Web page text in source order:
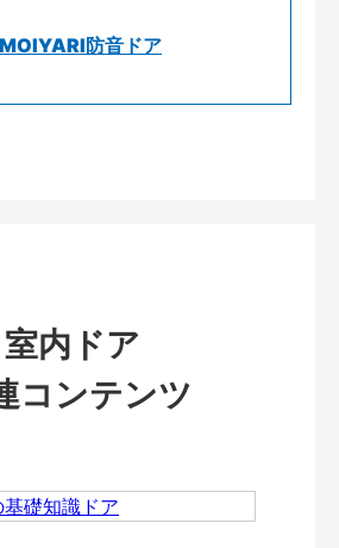
防音ドア
室内ドア
コンテンツ